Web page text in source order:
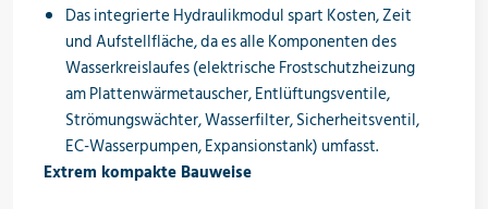
Das integrierte Hydraulikmodul spart Kosten, Zeit
und Aufstellfläche, da es alle Komponenten des
Wasserkreislaufes (elektrische Frostschutzheizung
am Plattenwärmetauscher, Entlüftungsventile,
Strömungswächter, Wasserfilter, Sicherheitsventil,
EC-Wasserpumpen, Expansionstank) umfasst.
Extrem kompakte Bauweise